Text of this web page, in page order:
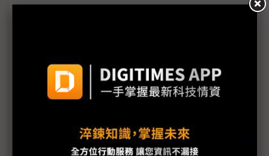
Mini LED電視展現王者之風 OLED電視靠邊站
車載螢幕變身 從娛樂配角升級車家互聯主角
從116吋到四色 海信以RGB Mini LED改寫電視技術